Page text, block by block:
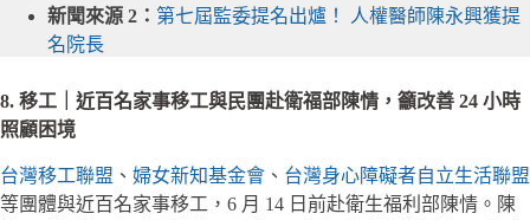
新聞來源 2： 第七屆監委提名出爐！ 人權醫師陳永興獲提
名院長
8. 移工｜近百名家事移工與民團赴衛福部陳情，籲改善 24 小時
照顧困境
台灣移工聯盟 、 婦女新知基金會 、 台灣身心障礙者自立生活聯盟
等團體與近百名家事移工，6 月 14 日前赴衛生福利部陳情。陳